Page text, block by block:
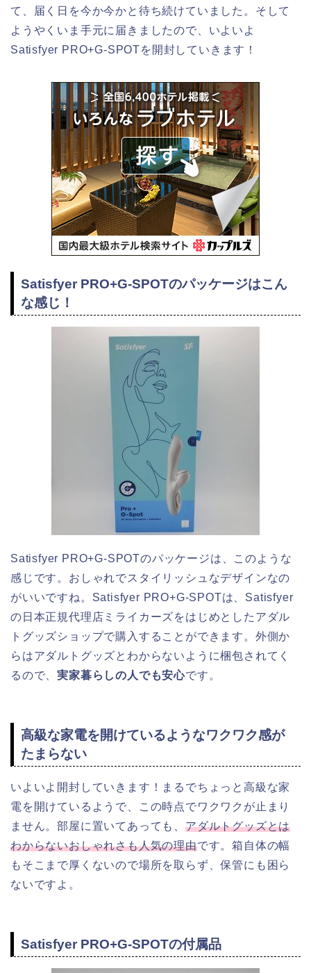
て、届く日を今か今かと待ち続けていました。そして
ようやくいま手元に届きましたので、いよいよ
Satisfyer PRO+G-SPOTを開封していきます！
Satisfyer PRO+G-SPOTのパッケージはこん
な感じ！
Satisfyer PRO+G-SPOTのパッケージは、このような
感じです。おしゃれでスタイリッシュなデザインなの
がいいですね。Satisfyer PRO+G-SPOTは、Satisfyer
の日本正規代理店ミライカーズをはじめとしたアダル
トグッズショップで購入することができます。外側か
らはアダルトグッズとわからないように梱包されてく
るので、実家暮らしの人でも安心です。
高級な家電を開けているようなワクワク感が
たまらない
いよいよ開封していきます！まるでちょっと高級な家
電を開けているようで、この時点でワクワクが止まり
ません。部屋に置いてあっても、 アダルトグッズとは
わからないおしゃれさも人気の理由です。箱自体の幅
もそこまで厚くないので場所を取らず、保管にも困ら
ないですよ。
Satisfyer PRO+G-SPOTの付属品